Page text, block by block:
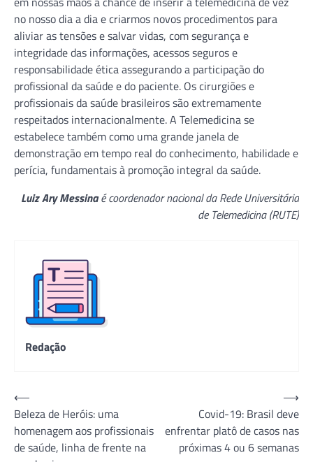
no nosso dia a dia e criarmos novos procedimentos para
aliviar as tensões e salvar vidas, com segurança e
integridade das informações, acessos seguros e
responsabilidade ética assegurando a participação do
profissional da saúde e do paciente. Os cirurgiões e
profissionais da saúde brasileiros são extremamente
respeitados internacionalmente. A Telemedicina se
estabelece também como uma grande janela de
demonstração em tempo real do conhecimento, habilidade e
perícia, fundamentais à promoção integral da saúde.
Luiz Ary Messinaé coordenador nacional da Rede Universitária
de Telemedicina (RUTE)
Redação
Navegação
de
Post
⟵
Beleza de Heróis: uma
homenagem aos profissionais
de saúde, linha de frente na
Covid-19: Brasil deve
enfrentar platô de casos nas
próximas 4 ou 6 semanas
⟶